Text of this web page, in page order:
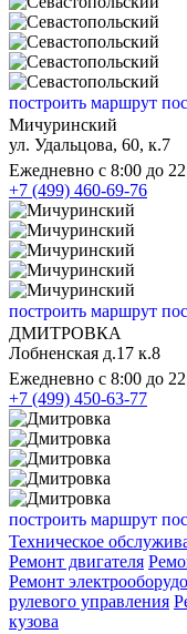
построить маршрут
Мичуринский
ул. Удальцова, 60, к.7
Ежедневно с 8:00 до
+7 (499) 460-69-76
построить маршрут
ДМИТРОВКА
Лобненская д.17 к.8
Ежедневно с 8:00 до
+7 (499) 450-63-77
построить маршрут
Техническое
Ремонт двигателя
Ремонт
рулевого управления
кузова